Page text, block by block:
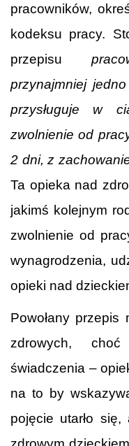
pracowników,
kodeksu pracy.
przepisu
przynajmniej
przysługuje w
zwolnienie od
2 dni, z
Ta opieka nad
jakimś kolejnym
zwolnienie od
wynagrodzenia,
opieki nad
Powołany przepis
zdrowych,
świadczenia –
na to by
pojęcie utarło